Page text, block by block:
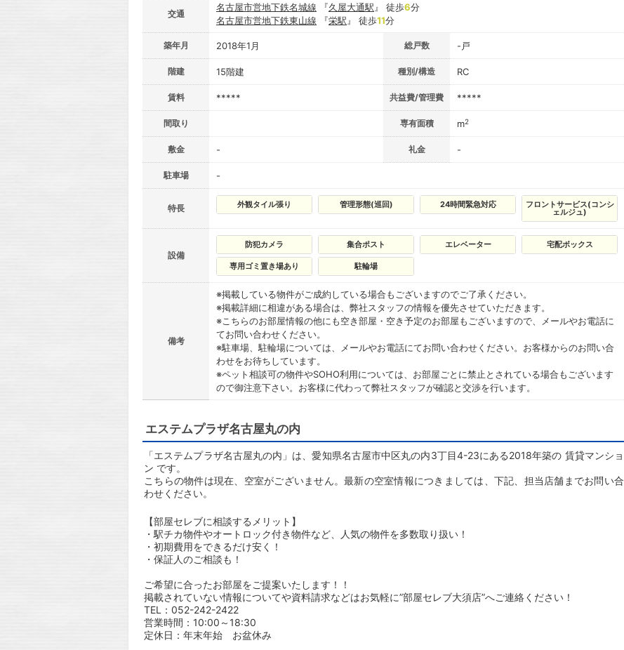
交通
名古屋市営地下鉄名城線 『久屋大通駅 』 徒歩6分
名古屋市営地下鉄東山線 『栄駅 』 徒歩11分
築年月 2018年1月 総戸数 -戸
階建 15階建 種別/構造 RC
賃料 ***** 共益費/管理費 *****
間取り 専有面積 m2
敷金 - 礼金 -
駐車場 -
特長 外観タイル張り 管理形態(巡回) 24時間緊急対応 フロントサービス(コンシ
ェルジュ)
設備
防犯カメラ 集合ポスト エレベーター 宅配ボックス
専用ゴミ置き場あり 駐輪場
備考
※掲載している物件がご成約している場合もございますのでご了承ください。
※掲載詳細に相違がある場合は、弊社スタッフの情報を優先させていただきます。
※こちらのお部屋情報の他にも空き部屋・空き予定のお部屋もございますので、メールやお電話に
てお問い合わせください。
※駐車場、駐輪場については、メールやお電話にてお問い合わせください。お客様からのお問い合
わせをお待ちしています。
※ペット相談可の物件やSOHO利用については、お部屋ごとに禁止とされている場合もございます
ので御注意下さい。お客様に代わって弊社スタッフが確認と交渉を行います。
エステムプラザ名古屋丸の内
「エステムプラザ名古屋丸の内」は、愛知県名古屋市中区丸の内3丁目4-23にある2018年築の 賃貸マンショ
ン です。
こちらの物件は現在、空室がございません。最新の空室情報につきましては、下記、担当店舗までお問い合
わせください。
【部屋セレブに相談するメリット】
・駅チカ物件やオートロック付き物件など、人気の物件を多数取り扱い！
・初期費用をできるだけ安く！
・保証人のご相談も！
ご希望に合ったお部屋をご提案いたします！！
掲載されていない情報についてや資料請求などはお気軽に”部屋セレブ大須店”へご連絡ください！
TEL：052-242-2422
営業時間：10:00～18:30
定休日：年末年始 お盆休み